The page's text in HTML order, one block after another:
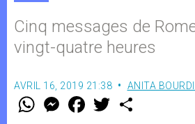
Cinq messages de
vingt-quatre heures
AVRIL 16, 2019 21:38 ANITA
W M
e
F
a w